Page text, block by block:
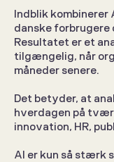
Indblik
danske
Resultatet er et
tilgængelig, når
måneder senere.
Det betyder, at
hverdagen på
innovation, HR,
AI er kun så stærk